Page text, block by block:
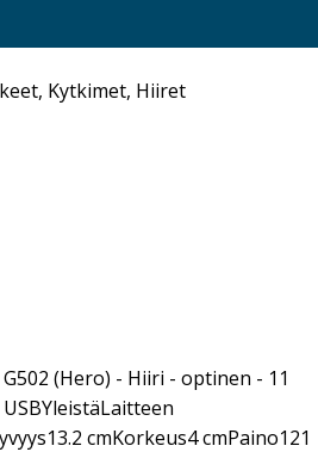
, Kytkimet, Hiiret
(Hero) - Hiiri - optinen - 11
cmKorkeus4 cmPaino121